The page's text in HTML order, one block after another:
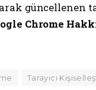
güncellenen
Chrome
Tarayıcı